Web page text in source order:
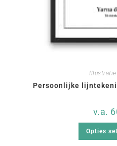
Persoonlijke
v.a.
Opties